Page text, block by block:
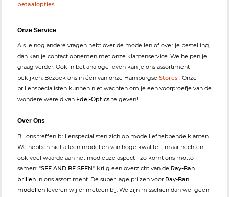
betaalopties.
Onze Service
Als je nog andere vragen hebt over de modellen of over je bestelling,
dan kan je contact opnemen met onze klantenservice. We helpen je
graag verder. Ook in bet analoge leven kan je ons assortiment
bekijken. Bezoek ons in één van onze Hamburgse Stores . Onze
brillenspecialisten kunnen niet wachten om je een voorproefje van de
wondere wereld van Edel-Optics te geven!
Over Ons
Bij ons treffen brillenspecialisten zich op mode liefhebbende klanten.
We hebben niet alleen modellen van hoge kwaliteit, maar hechten
ook veel waarde aan het modieuze aspect - zo komt ons motto
samen: "SEE AND BE SEEN". Krijg een overzicht van de Ray-Ban
brillen in ons assortiment. De super lage prijzen voor Ray-Ban
modellen leveren wij er meteen bij. We zijn misschien dan wel geen